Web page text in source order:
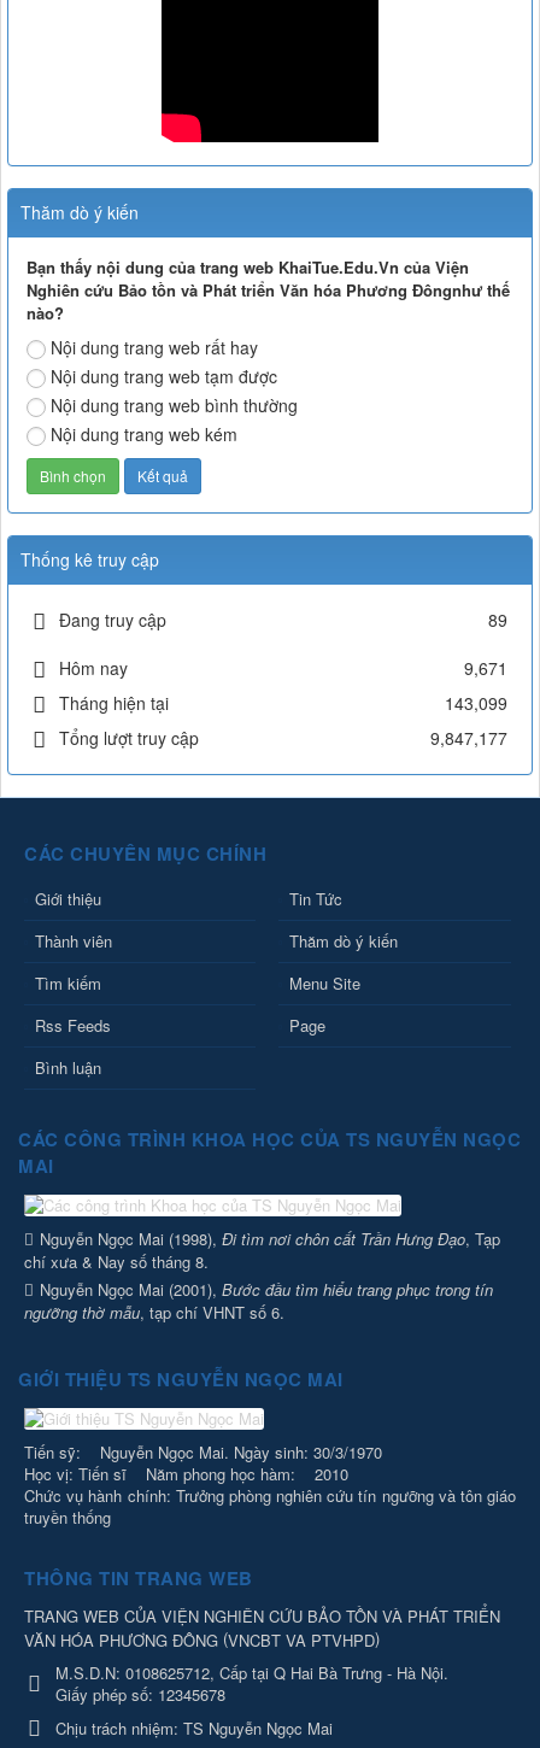
Thăm dò ý kiến
Bạn thấy nội dung của trang web KhaiTue.Edu.Vn của Viện
Nghiên cứu Bảo tồn và Phát triển Văn hóa Phương Đôngnhư thế
nào?
Nội dung trang web rất hay
Nội dung trang web tạm được
Nội dung trang web bình thường
Nội dung trang web kém
Thống kê truy cập
Đang truy cập
89
Hôm nay
9,671
Tháng hiện tại
143,099
Tổng lượt truy cập
9,847,177
CÁC CHUYÊN MỤC CHÍNH
Giới thiệu
Tin Tức
Thành viên
Thăm dò ý kiến
Tìm kiếm
Menu Site
Rss Feeds
Page
Bình luận
CÁC CÔNG TRÌNH KHOA HỌC CỦA TS NGUYỄN NGỌC
MAI
Nguyễn Ngọc Mai (1998), Đi tìm nơi chôn cất Trần Hưng Đạo, Tạp
chí xưa & Nay số tháng 8.
Nguyễn Ngọc Mai (2001), Bước đầu tìm hiểu trang phục trong tín
ngưỡng thờ mẫu, tạp chí VHNT số 6.
GIỚI THIỆU TS NGUYỄN NGỌC MAI
Tiến sỹ: Nguyễn Ngọc Mai. Ngày sinh: 30/3/1970
Học vị: Tiến sĩ Năm phong học hàm: 2010
Chức vụ hành chính: Trưởng phòng nghiên cứu tín ngưỡng và tôn giáo
truyền thống
THÔNG TIN TRANG WEB
TRANG WEB CỦA VIỆN NGHIÊN CỨU BẢO TỒN VÀ PHÁT TRIỂN
VĂN HÓA PHƯƠNG ĐÔNG (VNCBT VA PTVHPD)
M.S.D.N: 0108625712, Cấp tại Q Hai Bà Trưng - Hà Nội.
Giấy phép số: 12345678
Chịu trách nhiệm: TS Nguyễn Ngọc Mai